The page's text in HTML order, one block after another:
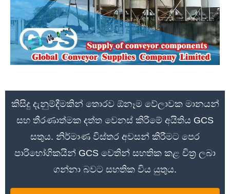
කිසිදු දැනුම්දීමකින් තොරව ඕනෑම වේලාවක මානයන්
සහ තීරණාත්මක දත්ත වෙනස් කිරීමේ අයිතිය GCS
සතුය. නිර්මාණ විස්තර අවසන් කිරීමට පෙර
පාරිභෝගිකයින් GCS වෙතින් සහතික කළ චිත්‍ර ලබා
ගන්නා බවට සහතික විය යුතුය.